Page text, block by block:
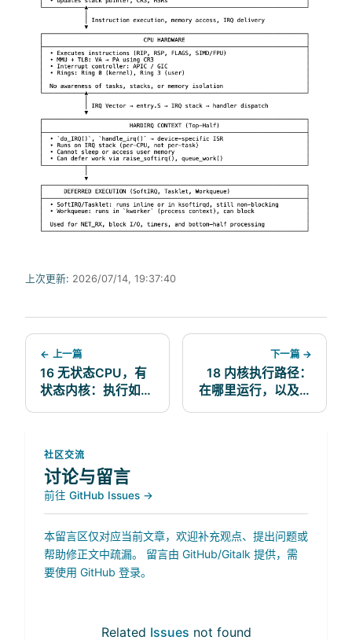
上次更新: 2026/07/14, 19:37:40
← 上一篇
16 无状态CPU，有
状态内核：执行如何
下一篇 →
18 内核执行路径：
在哪里运行，以及为
社区交流
讨论与留言
前往 GitHub Issues →
本留言区仅对应当前文章，欢迎补充观点、提出问题或
帮助修正文中疏漏。 留言由 GitHub/Gitalk 提供，需
要使用 GitHub 登录。
Related Issues not found